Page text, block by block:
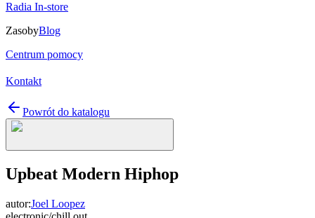
Radia In-store
ZasobyBlog
Centrum pomocy
Kontakt
Powrót do katalogu
Upbeat Modern Hiphop
autor:Joel Loopez